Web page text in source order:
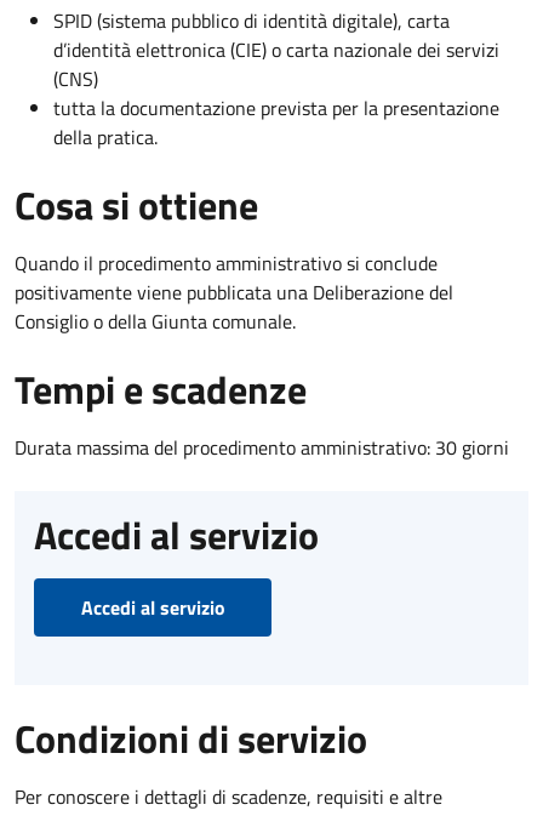
SPID (sistema pubblico di identità digitale), carta
d’identità elettronica (CIE) o carta nazionale dei servizi
(CNS)
tutta la documentazione prevista per la presentazione
della pratica.
Cosa si ottiene
Quando il procedimento amministrativo si conclude
positivamente viene pubblicata una Deliberazione del
Consiglio o della Giunta comunale.
Tempi e scadenze
Durata massima del procedimento amministrativo: 30 giorni
Accedi al servizio
Accedi al servizio
Condizioni di servizio
Per conoscere i dettagli di scadenze, requisiti e altre